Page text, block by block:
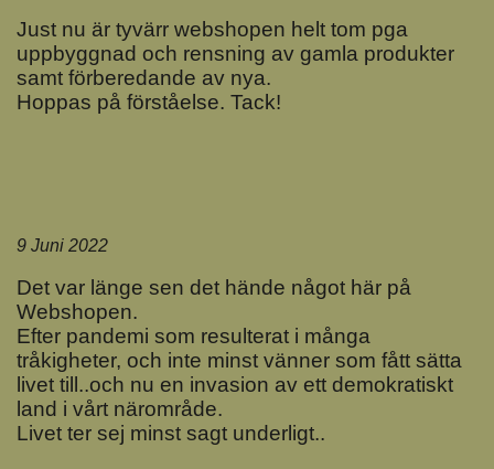
Just nu är tyvärr webshopen helt tom pga
uppbyggnad och rensning av gamla produkter
samt förberedande av nya.
Hoppas på förståelse. Tack!
9 Juni 2022
Det var länge sen det hände något här på
Webshopen.
Efter pandemi som resulterat i många
tråkigheter, och inte minst vänner som fått sätta
livet till..och nu en invasion av ett demokratiskt
land i vårt närområde.
Livet ter sej minst sagt underligt..